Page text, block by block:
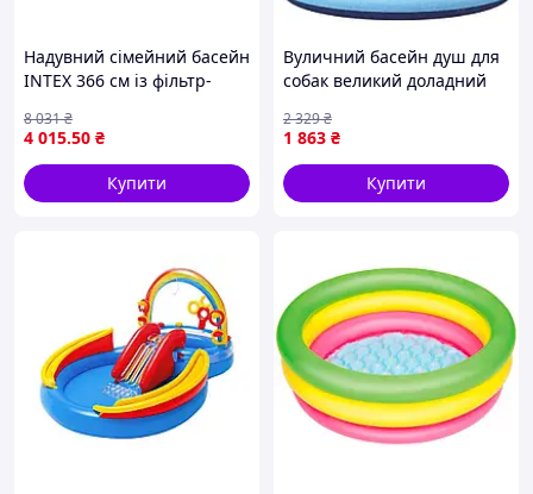
Надувний сімейний басейн
INTEX 366 см із фільтр-
купання на дачі
4 015.50 ₴
8 031₴
Купити
Вуличний басейн душ для
собак великий доладний
фонтан Zmaker CL0194658
1 863 ₴
2 329₴
Купити